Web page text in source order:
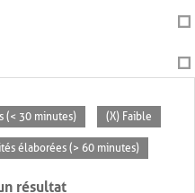
(< 30 minutes) (X) Faible
élaborées (> 60 minutes)
résultat